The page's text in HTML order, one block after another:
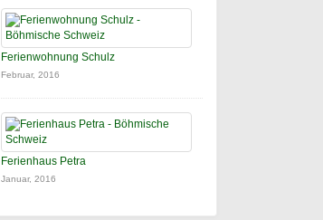
Ferienwohnung Schulz
Februar, 2016
Ferienhaus Petra
Januar, 2016